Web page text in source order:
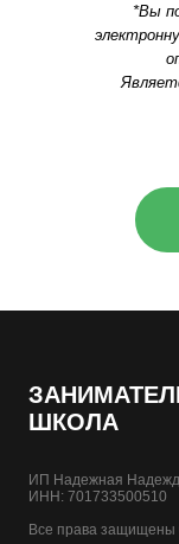
*Вы
ШКОЛА
ИП Надежная
ИНН: 701733500510
Все права защищены